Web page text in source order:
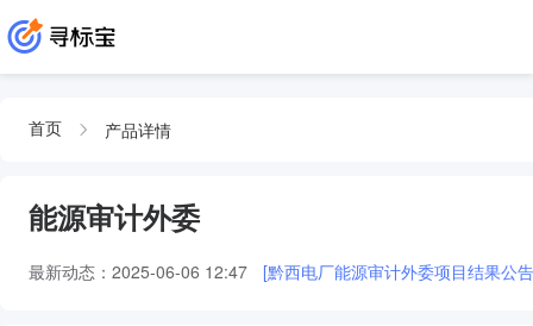
首页 产品详情
能源审计外委
最新动态： 2025-06-06 12:47 [黔西电厂能源审计外委项目结果公